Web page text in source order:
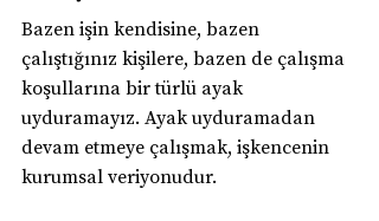
Bazen işin kendisine, bazen
çalıştığınız kişilere, bazen de çalışma
koşullarına bir türlü ayak
uyduramayız. Ayak uyduramadan
devam etmeye çalışmak, işkencenin
kurumsal veriyonudur.